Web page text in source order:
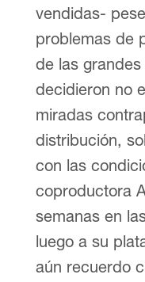
vendidas-
problemas de
de las
decidieron no
miradas
distribución,
con las
coproductora
semanas en
luego a su
aún recuerdo